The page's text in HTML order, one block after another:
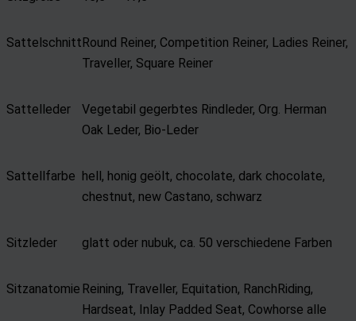
SattelschnittRound Reiner, Competition Reiner, Ladies Reiner,
Traveller, Square Reiner
Sattelleder
Vegetabil gegerbtes Rindleder, Org. Herman
Oak Leder, Bio-Leder
Sattellfarbe hell, honig geölt, chocolate, dark chocolate,
chestnut, new Castano, schwarz
Sitzleder glatt oder nubuk, ca. 50 verschiedene Farben
Sitzanatomie Reining, Traveller, Equitation, RanchRiding,
Hardseat, Inlay Padded Seat, Cowhorse alle